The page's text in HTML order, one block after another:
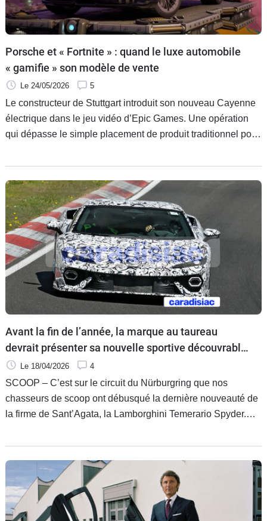
Porsche et « Fortnite » : quand le luxe automobile
« gamifie » son modèle de vente
Le 24/05/2026 5
Le constructeur de Stuttgart introduit son nouveau Cayenne
électrique dans le jeu vidéo d’Epic Games. Une opération
qui dépasse le simple placement de produit traditionnel pour
Avant la fin de l’année, la marque au taureau
devrait présenter sa nouvelle sportive découvrable,
la Lamborghini Temerario Spyder
Le 18/04/2026 4
SCOOP – C’est sur le circuit du Nürburgring que nos
chasseurs de scoop ont débusqué la dernière nouveauté de
la firme de Sant’Agata, la Lamborghini Temerario Spyder.
pour une commercialisation en 2027.